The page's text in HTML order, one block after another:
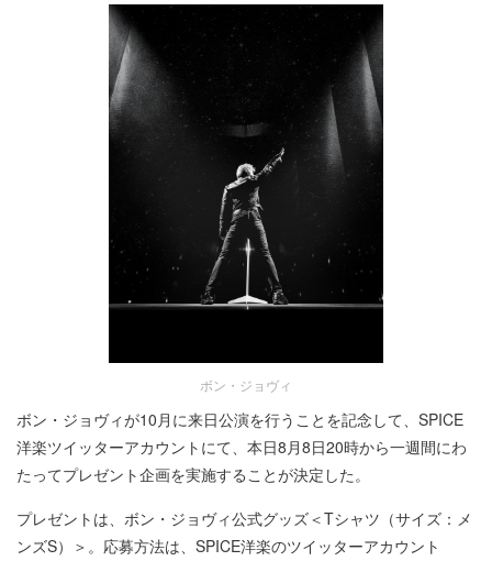
ボン・ジョヴィ
ボン・ジョヴィが10月に来日公演を行うことを記念して、SPICE
洋楽ツイッターアカウントにて、本日8月8日20時から一週間にわ
たってプレゼント企画を実施することが決定した。
プレゼントは、ボン・ジョヴィ公式グッズ＜Tシャツ（サイズ：メ
ンズS）＞。応募方法は、SPICE洋楽のツイッターアカウント